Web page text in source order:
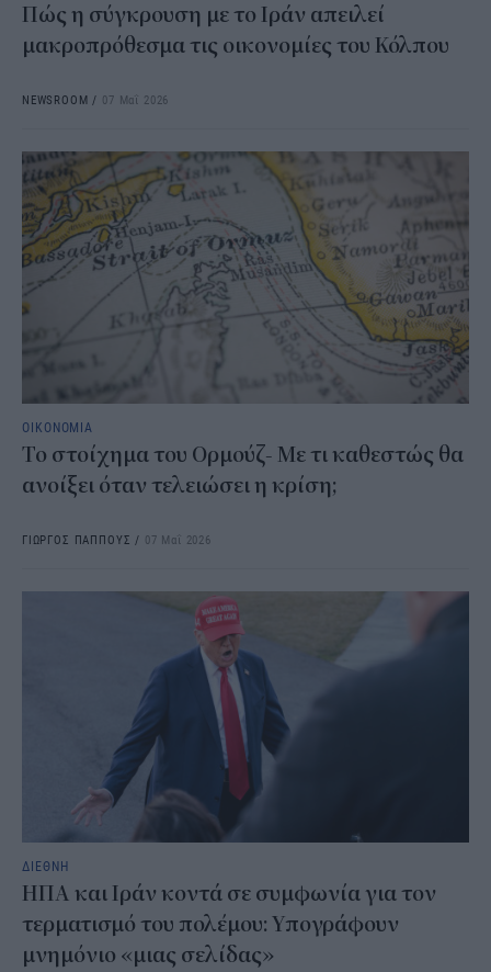
Πώς η σύγκρουση με το Ιράν απειλεί
μακροπρόθεσμα τις οικονομίες του Κόλπου
NEWSROOM / 07 Μαΐ 2026
ΟΙΚΟΝΟΜΙΑ
Το στοίχημα του Ορμούζ- Με τι καθεστώς θα
ανοίξει όταν τελειώσει η κρίση;
ΓΙΩΡΓΟΣ ΠΑΠΠΟΥΣ / 07 Μαΐ 2026
ΔΙΕΘΝΗ
ΗΠΑ και Ιράν κοντά σε συμφωνία για τον
τερματισμό του πολέμου: Υπογράφουν
μνημόνιο «μιας σελίδας»